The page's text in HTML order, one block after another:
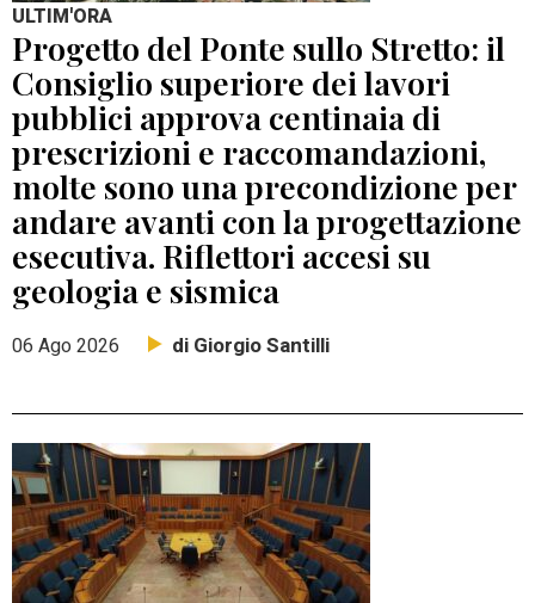
ULTIM'ORA
Progetto del Ponte sullo Stretto: il
Consiglio superiore dei lavori
pubblici approva centinaia di
prescrizioni e raccomandazioni,
molte sono una precondizione per
andare avanti con la progettazione
esecutiva. Riflettori accesi su
geologia e sismica
06 Ago 2026 di Giorgio Santilli